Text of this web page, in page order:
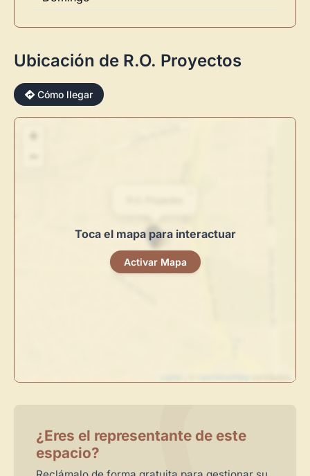
Ubicación de R.O. Proyectos
Cómo llegar
+
Toca el mapa para interactuar
Activar Mapa
¿Eres el representante de este
espacio?
Novedad: Tu Panel de Usuario
estrena su nuevoPanel de Usuario
Recibe y responde mensajes
Crear cuenta y abrir mi Panel Explorar obras